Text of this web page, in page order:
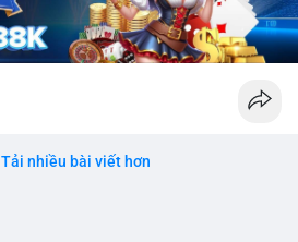
Tải nhiều bài viết hơn